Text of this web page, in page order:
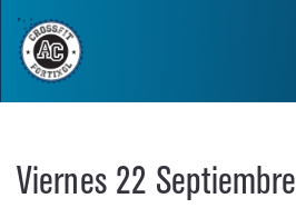
Viernes 22 Septiembre